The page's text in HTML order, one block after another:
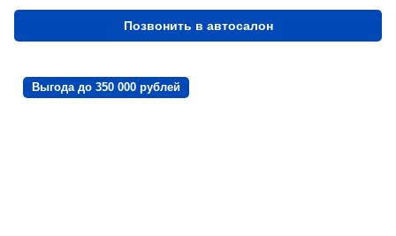
Позвонить в автосалон
Выгода до 350 000 рублей